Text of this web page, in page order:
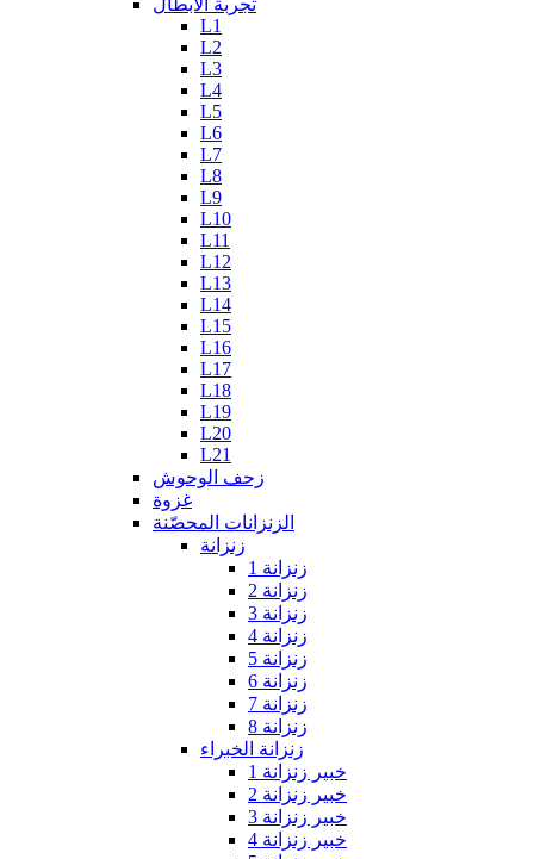
تجربة الأبطال
L1
L2
L3
L4
L5
L6
L7
L8
L9
L10
L11
L12
L13
L14
L15
L16
L17
L18
L19
L20
L21
زحف الوحوش
غزوة
الزنزانات المحصّنة
زنزانة
زنزانة 1
زنزانة 2
زنزانة 3
زنزانة 4
زنزانة 5
زنزانة 6
زنزانة 7
زنزانة 8
زنزانة الخبراء
خبير زنزانة 1
خبير زنزانة 2
خبير زنزانة 3
خبير زنزانة 4